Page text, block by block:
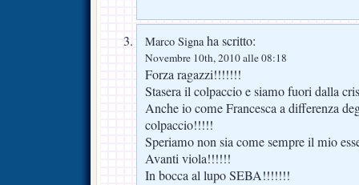
Marco Signaha scritto:
Novembre 10th, 2010 alle 08:18
Forza ragazzi!!!!!!!
Stasera il colpaccio e siamo fuori dalla
Anche io come Francesca a differenza
colpaccio!!!!!
Speriamo non sia come sempre il mio
Avanti viola!!!!!!
In bocca al lupo SEBA!!!!!!!